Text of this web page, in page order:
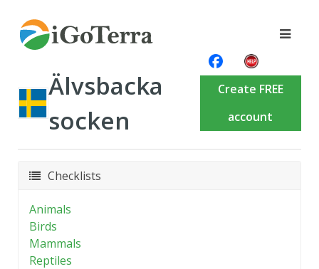
Älvsbacka
socken
Create FREE
account
Checklists
Animals
Birds
Mammals
Reptiles